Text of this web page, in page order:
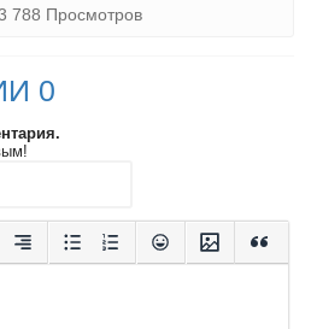
788 Просмотров
0